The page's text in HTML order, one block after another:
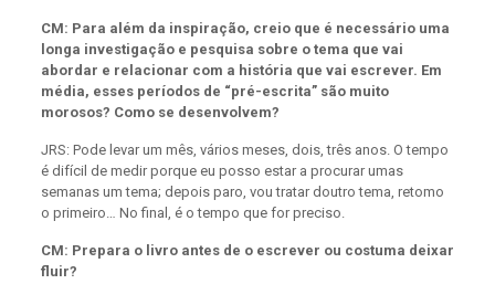
CM: Para além da inspiração, creio que é necessário uma
longa investigação e pesquisa sobre o tema que vai
abordar e relacionar com a história que vai escrever. Em
média, esses períodos de “pré-escrita” são muito
morosos? Como se desenvolvem?
JRS: Pode levar um mês, vários meses, dois, três anos. O tempo
é difícil de medir porque eu posso estar a procurar umas
semanas um tema; depois paro, vou tratar doutro tema, retomo
o primeiro… No final, é o tempo que for preciso.
CM: Prepara o livro antes de o escrever ou costuma deixar
fluir?